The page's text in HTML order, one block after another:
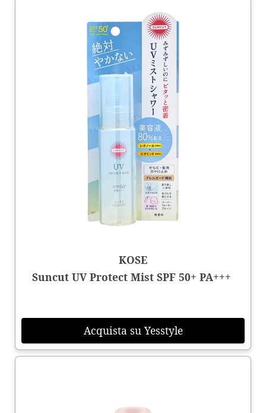
KOSE
Suncut UV Protect Mist SPF 50+ PA+++
Acquista su Yesstyle